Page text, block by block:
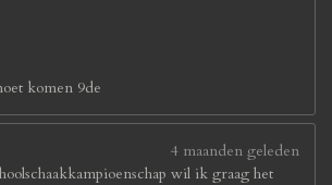
komen 9de
4 maanden geleden
wil ik graag het